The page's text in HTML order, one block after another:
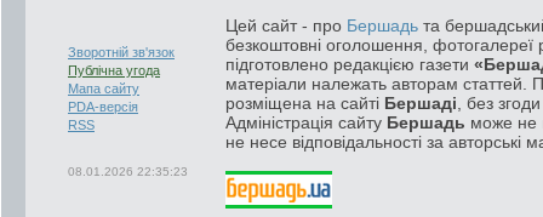
Зворотній зв'язок
Публічна угода
Мапа сайту
PDA-версія
RSS
08.01.2026 22:35:23
Цей сайт - про Бершадь та
безкоштовні оголошення, фотогалереї
підготовлено редакцією газети
матеріали належать авторам статтей.
розміщена на сайті Бершаді , без
Адміністрація сайту Бершадь може не
не несе відповідальності за авторські